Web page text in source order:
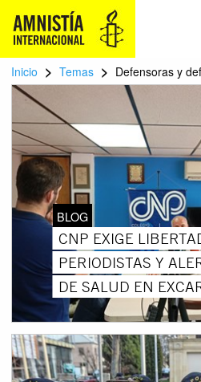
Inicio > Temas > Defensoras y
BLOG
CNP EXIGE
PERIODISTAS Y
DE SALUD EN